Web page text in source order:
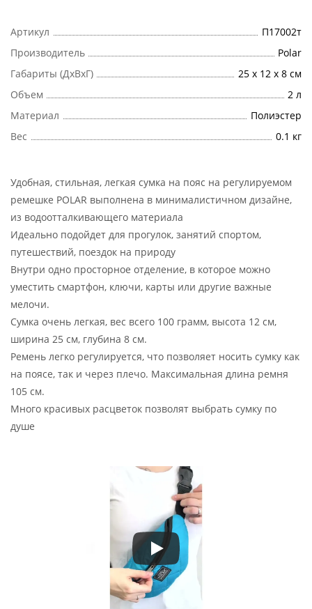
Артикул
П17002т
Производитель
Polar
Габариты (ДхВхГ)
25 x 12 x 8 см
Объем
2 л
Материал
Полиэстер
Вес
0.1 кг
Удобная, стильная, легкая сумка на пояс на регулируемом
ремешке POLAR выполнена в минималистичном дизайне,
из водоотталкивающего материала
Идеально подойдет для прогулок, занятий спортом,
путешествий, поездок на природу
Внутри одно просторное отделение, в которое можно
уместить смартфон, ключи, карты или другие важные
мелочи.
Сумка очень легкая, вес всего 100 грамм, высота 12 см,
ширина 25 см, глубина 8 см.
Ремень легко регулируется, что позволяет носить сумку как
на поясе, так и через плечо. Максимальная длина ремня
105 см.
Много красивых расцветок позволят выбрать сумку по
душе